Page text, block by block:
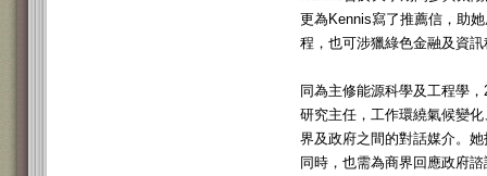
更為Kennis寫了推薦信，助
程，也可涉獵綠色金融及資
同為主修能源科學及工程學
研究主任，工作環繞氣候變
界及政府之間的對話媒介。
同時，也需為商界回應政府